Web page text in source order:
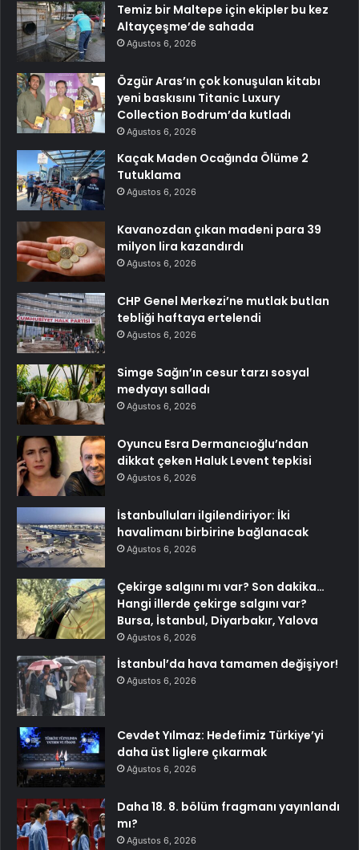
Temiz bir Maltepe için ekipler bu kez
Altayçeşme’de sahada
Ağustos 6, 2026
Özgür Aras’ın çok konuşulan kitabı
yeni baskısını Titanic Luxury
Collection Bodrum’da kutladı
Ağustos 6, 2026
Kaçak Maden Ocağında Ölüme 2
Tutuklama
Ağustos 6, 2026
Kavanozdan çıkan madeni para 39
milyon lira kazandırdı
Ağustos 6, 2026
CHP Genel Merkezi’ne mutlak butlan
tebliği haftaya ertelendi
Ağustos 6, 2026
Simge Sağın’ın cesur tarzı sosyal
medyayı salladı
Ağustos 6, 2026
Oyuncu Esra Dermancıoğlu’ndan
dikkat çeken Haluk Levent tepkisi
Ağustos 6, 2026
İstanbulluları ilgilendiriyor: İki
havalimanı birbirine bağlanacak
Ağustos 6, 2026
Çekirge salgını mı var? Son dakika…
Hangi illerde çekirge salgını var?
Bursa, İstanbul, Diyarbakır, Yalova
Ağustos 6, 2026
İstanbul’da hava tamamen değişiyor!
Ağustos 6, 2026
Cevdet Yılmaz: Hedefimiz Türkiye’yi
daha üst liglere çıkarmak
Ağustos 6, 2026
Daha 18. 8. bölüm fragmanı yayınlandı
mı?
Ağustos 6, 2026